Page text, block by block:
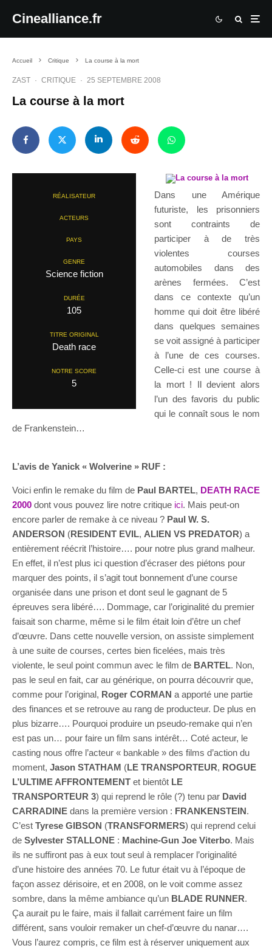
Cinealliance.fr
Accueil Critique La course à la mort
ZAST · CRITIQUE · 25 SEPTEMBRE 2008
La course à la mort
RÉALISATEUR
ACTEURS
PAYS
GENRE
Science fiction
DURÉE
105
TITRE ORIGINAL
Death race
NOTRE SCORE
5
Dans une Amérique
futuriste, les prisonniers
sont contraints de
participer à de très
violentes courses
automobiles dans des
arènes fermées. C’est
dans ce contexte qu’un
homme qui doit être libéré
dans quelques semaines
se voit assigné à participer
à l’une de ces courses.
Celle-ci est une course à
la mort ! Il devient alors
l’un des favoris du public
qui le connaît sous le nom
de Frankenstein…
L’avis de Yanick « Wolverine » RUF :
Voici enfin le remake du film de Paul BARTEL, DEATH RACE
2000 dont vous pouvez lire notre critique ici. Mais peut-on
encore parler de remake à ce niveau ? Paul W. S.
ANDERSON (RESIDENT EVIL, ALIEN VS PREDATOR) a
entièrement réécrit l’histoire…. pour notre plus grand malheur.
En effet, il n’est plus ici question d’écraser des piétons pour
marquer des points, il s’agit tout bonnement d’une course
organisée dans une prison et dont seul le gagnant de 5
épreuves sera libéré…. Dommage, car l’originalité du premier
faisait son charme, même si le film était loin d’être un chef
d’œuvre. Dans cette nouvelle version, on assiste simplement
à une suite de courses, certes bien ficelées, mais très
violente, le seul point commun avec le film de BARTEL. Non,
pas le seul en fait, car au générique, on pourra découvrir que,
comme pour l’original, Roger CORMAN a apporté une partie
des finances et se retrouve au rang de producteur. De plus en
plus bizarre…. Pourquoi produire un pseudo-remake qui n’en
est pas un… pour faire un film sans intérêt… Coté acteur, le
casting nous offre l’acteur « bankable » des films d’action du
moment, Jason STATHAM (LE TRANSPORTEUR, ROGUE
L’ULTIME AFFRONTEMENT et bientôt LE
TRANSPORTEUR 3) qui reprend le rôle (?) tenu par David
CARRADINE dans la première version : FRANKENSTEIN.
C’est Tyrese GIBSON (TRANSFORMERS) qui reprend celui
de Sylvester STALLONE : Machine-Gun Joe Viterbo. Mais
ils ne suffiront pas à eux tout seul à remplacer l’originalité
d’une histoire des années 70. Le futur était vu à l’époque de
façon assez dérisoire, et en 2008, on le voit comme assez
sombre, dans la même ambiance qu’un BLADE RUNNER.
Ça aurait pu le faire, mais il fallait carrément faire un film
différent, sans vouloir remaker un chef-d’œuvre du nanar….
Vous l’aurez compris, ce film est à réserver uniquement aux